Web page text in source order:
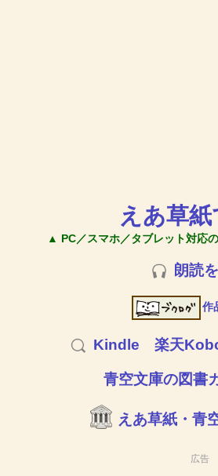
えあ草
▲ PC／スマホ／タブレット対応
朗読
作
Kindle 楽天
青空文庫の図書
えあ草紙・青
広告